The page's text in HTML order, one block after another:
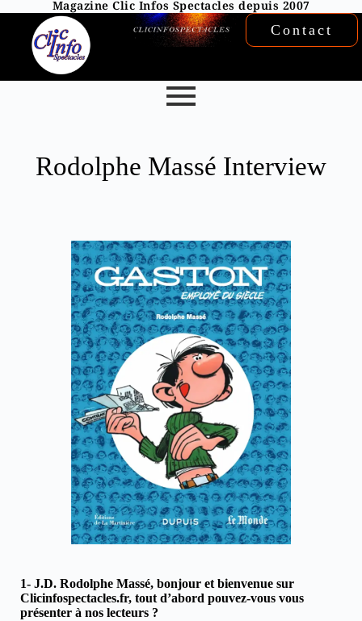
Magazine Clic Infos Spectacles depuis 2007
Contact
Rodolphe Massé Interview
1- J.D. Rodolphe Massé, bonjour et bienvenue sur
Clicinfospectacles.fr, tout d’abord pouvez-vous vous
présenter à nos lecteurs ?